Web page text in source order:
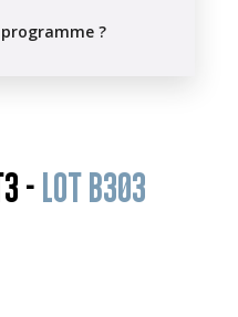
?
- LOT B303